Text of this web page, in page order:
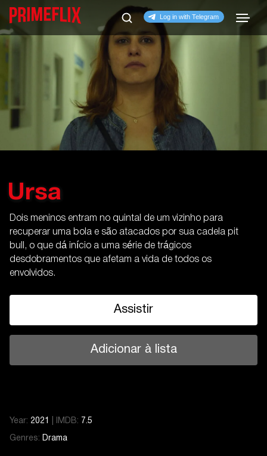
Ursa
Dois meninos entram no quintal de um vizinho para
recuperar uma bola e são atacados por sua cadela pit
bull, o que dá início a uma série de trágicos
desdobramentos que afetam a vida de todos os
envolvidos.
Assistir
Adicionar à lista
Year: 2021 IMDB: 7.5
Genres: Drama